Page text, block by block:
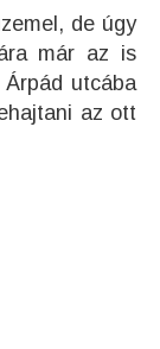
de úgy
már az is
utcába
az ott